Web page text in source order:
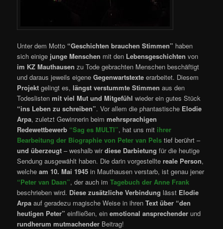
Unter dem Motto “Geschichten brauchen Stimmen” haben
sich einige junge Menschen mit den Lebensgeschichten von
im KZ Mauthausen zu Tode gebrachten Menschen beschäftigt
und daraus jeweils eigeneGegenwartstexte erarbeitet. Diesem
Projekt gelingt es, längst verstummte Stimmen aus den
Todeslistenmit viel Mut und Mitgefühl wieder ein gutes Stück
“ins Leben zu schreiben”. Vor allem die phantastische Elodie
Arpa, zuletzt Gewinnerin beimmehrsprachigen
Redewettbewerb “Sag es MULTI”, hat uns mit ihrer
Bearbeitung der Biographie von Peter van Pels tief berührt –
und überzeugt – weshalb wirdiese Darbietung für die heutige
Sendung ausgewählt haben. Die darin vorgestelltereale Person,
welcheam 10. Mai 1945 in Mauthausen verstarb, ist genau jener
“Peter van Daan”, der auch imTagebuch der Anne Frank
beschrieben wird. Diese zusätzliche Verbindung lässt Elodie
Arpa auf geradezu magische Weise in ihrenText über “den
heutigen Peter” einfließen, einemotional ansprechender und
rundherum mutmachender Beitrag!